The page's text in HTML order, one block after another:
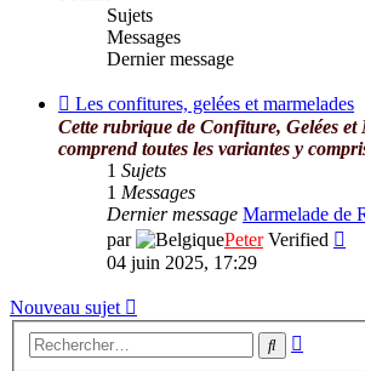
Sujets
Messages
Dernier message
Flux
-
Les
confitures,
gelées
marmelades
Les confitures, gelées et marmelades
Cette rubrique de Confiture, Gelées et
comprend toutes les variantes y
1 Sujets
1 Messages
Dernier message Marmelade de
par
Peter Verified
04 juin 2025, 17:29
Nouveau sujet
Rechercher